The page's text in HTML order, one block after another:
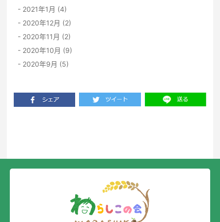
2021年1月 (4)
2020年12月 (2)
2020年11月 (2)
2020年10月 (9)
2020年9月 (5)